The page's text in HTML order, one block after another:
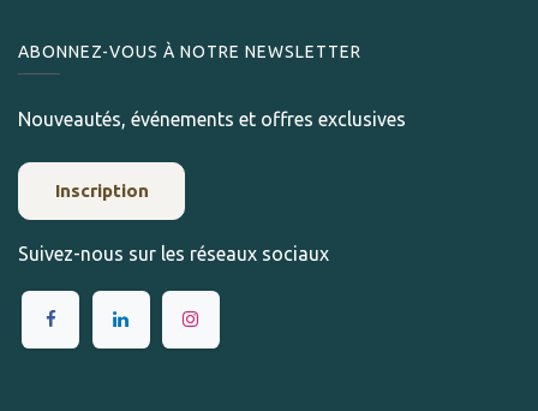
ABONNEZ-VOUS À NOTRE NEWSLETTER
Nouveautés, événements et offres exclusives
Inscription
Suivez-nous sur les réseaux sociaux